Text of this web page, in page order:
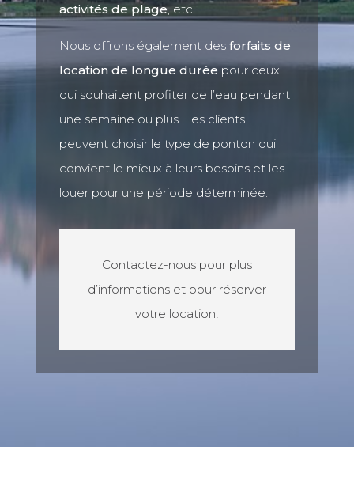
activités de plage, etc.
Nous offrons également des forfaits de
location de longue durée pour ceux
qui souhaitent profiter de l’eau pendant
une semaine ou plus. Les clients
peuvent choisir le type de ponton qui
convient le mieux à leurs besoins et les
louer pour une période déterminée.
Contactez-nous pour plus
d’informations et pour réserver
votre location!